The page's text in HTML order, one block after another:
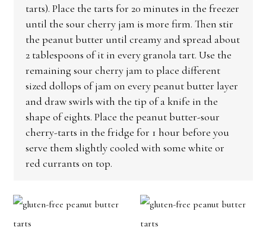
tarts). Place the tarts for 20 minutes in the freezer
until the sour cherry jam is more firm. Then stir
the peanut butter until creamy and spread about
2 tablespoons of it in every granola tart. Use the
remaining sour cherry jam to place different
sized dollops of jam on every peanut butter layer
and draw swirls with the tip of a knife in the
shape of eights. Place the peanut butter-sour
cherry-tarts in the fridge for 1 hour before you
serve them slightly cooled with some white or
red currants on top.